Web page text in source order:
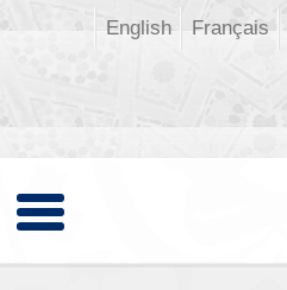
Français
English